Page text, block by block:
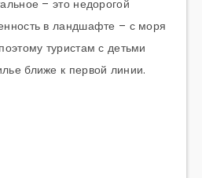
– это недорогой
в ландшафте – с моря
туристам с детьми
ближе к первой линии.